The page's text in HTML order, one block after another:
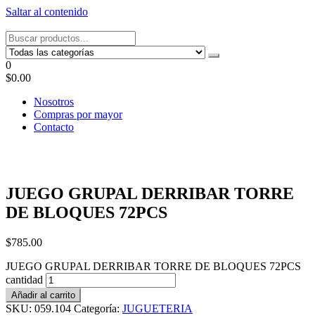
Saltar al contenido
Tel: 22087679 – Cel: 097 822122 – Joaquín Requena 2459
0
$0.00
Nosotros
Compras por mayor
Contacto
JUEGO GRUPAL DERRIBAR TORRE
DE BLOQUES 72PCS
$785.00
JUEGO GRUPAL DERRIBAR TORRE DE BLOQUES 72PCS
cantidad
Añadir al carrito
SKU: 059.104 Categoría: JUGUETERIA